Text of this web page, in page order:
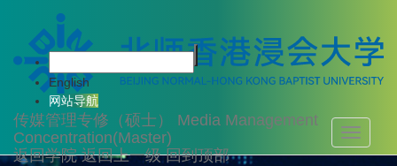
传媒管理专修（硕士）
Media Management
Concentration(Master)
返回学院 返回上一级 回到顶部
English
网站导航
Toggle